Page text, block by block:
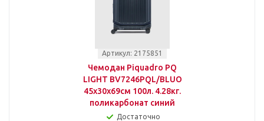
Артикул: 2175851
Чемодан Piquadro PQ
LIGHT BV7246PQL/BLUO
45x30x69см 100л. 4.28кг.
поликарбонат синий
Достаточно